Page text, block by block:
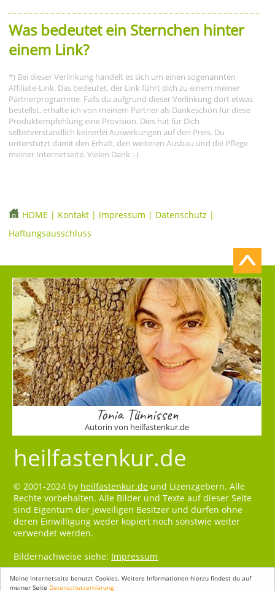
Meine Internetseite benutzt Cookies. Weitere Informationen hierzu findest du auf
meiner Seite Datenschutzerklärung
Was bedeutet ein Sternchen hinter
einem Link?
*) Bei dieser Verlinkung handelt es sich um einen sogenannten
Affiliate-Link. Das bedeutet, der Link führt dich zu einem meiner
Partnerprogramme. Falls du aufgrund dieser Verlinkung dort etwas
bestellst, erhalte ich von meinem Partner als Dankeschön für diese
Produktempfehlung eine Provision. Dies hat für Dich
selbstverständlich keinerlei Auswirkungen auf den Preis. Du
unterstützt damit den Erhalt, den weiteren Ausbau und die Pflege
meiner Internetseite. Vielen Dank :-)
HOME | Kontakt | Impressum | Datenschutz |
Haftungsausschluss
Tonia Tünnissen
Autorin von heilfastenkur.de
heilfastenkur.de
© 2001-2024 by heilfastenkur.de und Lizenzgebern. Alle
Rechte vorbehalten. Alle Bilder und Texte auf dieser Seite
sind Eigentum der jeweiligen Besitzer und dürfen ohne
deren Einwilligung weder kopiert noch sonstwie weiter
verwendet werden.
Bildernachweise siehe: Impressum